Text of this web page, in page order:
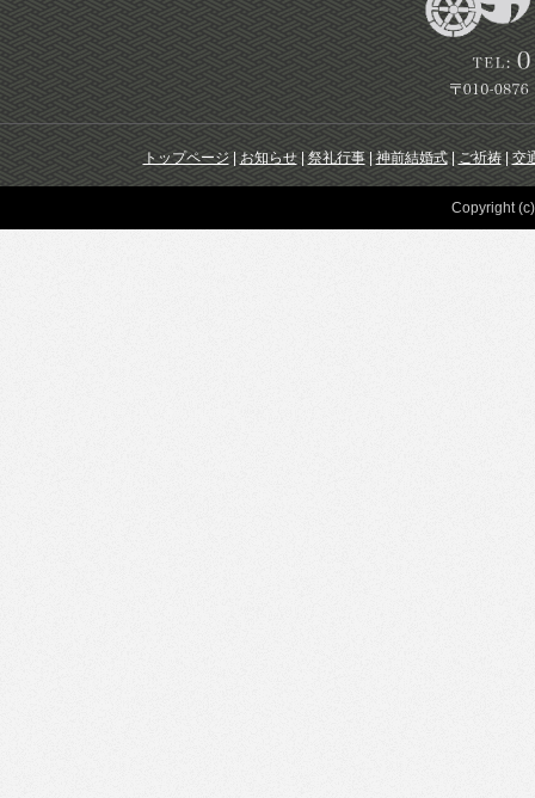
トップページ| お知らせ| 祭礼行事|神前結婚式| ご祈祷| 交
Copyright